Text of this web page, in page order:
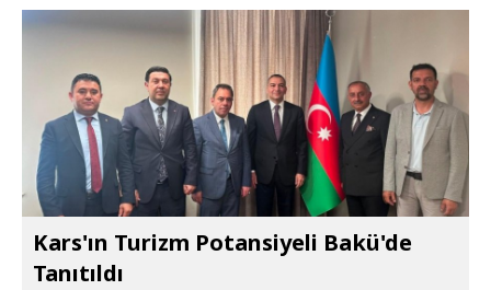
Kars'ın Turizm Potansiyeli Bakü'de
Tanıtıldı